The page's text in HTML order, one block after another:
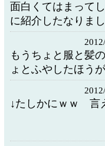
面白くてはまって
に紹介したなりま
もうちょと服と髪
ょとふやしたほう
↓たしかにｗｗ 言
dy